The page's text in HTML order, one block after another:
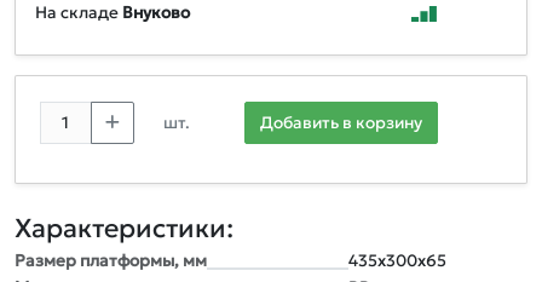
На складе Внуково
шт. Добавить в корзину
Характеристики:
Размер платформы, мм
435х300x65